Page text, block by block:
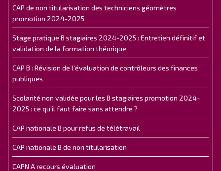
CAP de non titularisation des techniciens géomètres
promotion 2024-2025
Stage pratique B stagiaires 2024-2025 : Entretien définitif et
validation de la formation théorique
CAP B : Révision de l’évaluation de contrôleurs des finances
publiques
Scolarité non validée pour les B stagiaires promotion 2024-
2025 : ce qu'il faut faire sans attendre ?
CAP nationale B pour refus de télétravail
CAP nationale B de non titularisation
CAPN A recours évaluation